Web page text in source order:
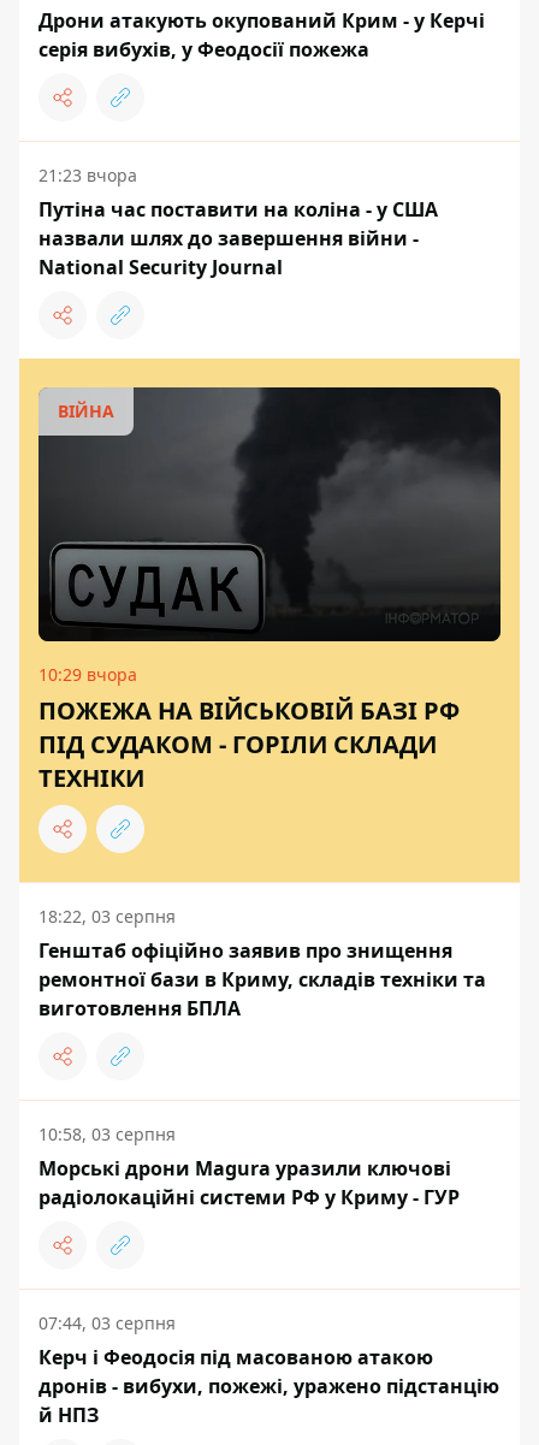
Дрони атакують окупований Крим - у Керчі
серія вибухів, у Феодосії пожежа
21:23 вчора
Путіна час поставити на коліна - у США
назвали шлях до завершення війни -
National Security Journal
ВІЙНА
10:29 вчора
ПОЖЕЖА НА ВІЙСЬКОВІЙ БАЗІ РФ
ПІД СУДАКОМ - ГОРІЛИ СКЛАДИ
ТЕХНІКИ
18:22, 03 серпня
Генштаб офіційно заявив про знищення
ремонтної бази в Криму, складів техніки та
виготовлення БПЛА
10:58, 03 серпня
Морські дрони Magura уразили ключові
радіолокаційні системи РФ у Криму - ГУР
07:44, 03 серпня
Керч і Феодосія під масованою атакою
дронів - вибухи, пожежі, уражено підстанцію
й НПЗ